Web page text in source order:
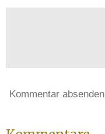
Kommentar absenden